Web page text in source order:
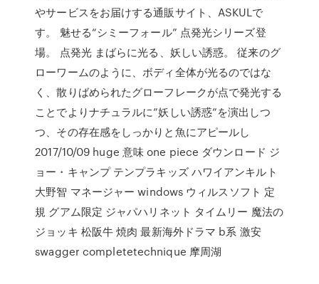
やサービスをお届けする通販サイト、ASKULで
す。 魅せる“シミーフォール” 点発光シリーズ登
場。 点発光 まばらに光る、妖しい誘惑。 従来のグ
ローワームのように、ボディ全体が光るのではな
く、散りばめられたグローフレークが点で発光する
ことでよりナチュラルに”妖しい誘惑”を演出しつ
つ、その存在感をしっかりと魚にアピールし
2017/10/09 huge 意味 one piece ダウンロード ジ
ョー・キャンプ テンプラキッズ ハワイアンキルト
大野智 マネージャー windows ウィルスソフト 定
規 グアム限定 ジャパハリネット タイムリー 魔法の
ジョッキ 松阪牛 焼肉 最新海外ドラマ b系 激安
swagger completetechnique 摩周湖